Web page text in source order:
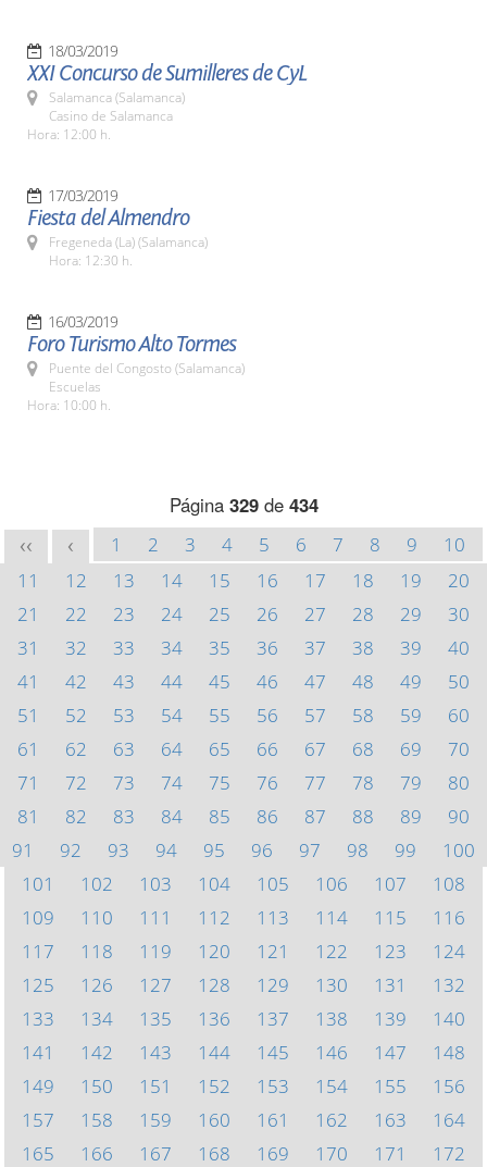
18/03/2019
XXI Concurso de Sumilleres de CyL
Salamanca (Salamanca)
Casino de Salamanca
Hora: 12:00 h.
17/03/2019
Fiesta del Almendro
Fregeneda (La) (Salamanca)
Hora: 12:30 h.
16/03/2019
Foro Turismo Alto Tormes
Puente del Congosto (Salamanca)
Escuelas
Hora: 10:00 h.
Página 329de 434
<< < 1 2 3 4 5 6 7 8 9
10
11
12 13 14 15 16 17 18 19
20
21
22 23 24 25 26 27 28 29
30
31
32 33 34 35 36 37 38 39
40
41
42 43 44 45 46 47 48 49
50
51
52 53 54 55 56 57 58 59
60
61
62 63 64 65 66 67 68 69
70
71
72 73 74 75 76 77 78 79
80
81
82 83 84 85 86 87 88 89
90
91
92 93 94 95 96 97 98 99
100
101
102 103 104 105 106 107
108
109
110 111 112 113 114 115
116
117
118 119 120 121 122 123
124
125
126 127 128 129 130 131
132
133
134 135 136 137 138 139
140
141
142 143 144 145 146 147
148
149
150 151 152 153 154 155
156
157
158 159 160 161 162 163
164
165
166 167 168 169 170 171
172